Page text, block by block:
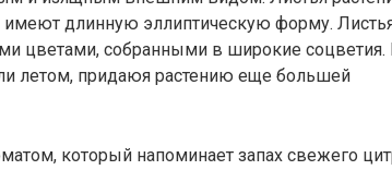
имеют длинную эллиптическую форму.
цветами, собранными в широкие соцветия.
летом, придаюя растению еще большей
который напоминает запах свежего